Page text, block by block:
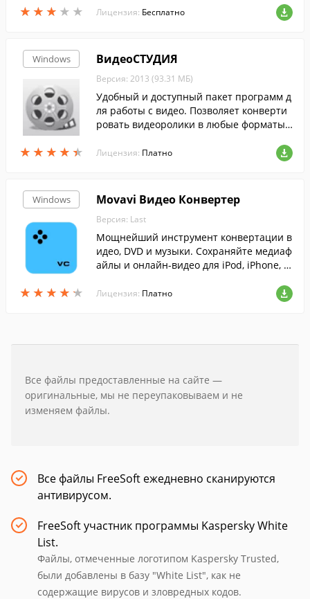
★ ★ ★ ★ ★
★ ★ ★ ★ ★ Лицензия: Бесплатно
Windows
★ ★ ★ ★ ★
★ ★ ★ ★ ★
ВидеоСТУДИЯ
Версия: 2013 (93.31 МБ)
Удобный и доступный пакет программ д
ля работы с видео. Позволяет конверти
ровать видеоролики в любые форматы,
иски и пр.
Лицензия: Платно
Windows
★ ★ ★ ★ ★
★ ★ ★ ★ ★
Movavi Видео Конвертер
Версия: Last
Мощнейший инструмент конвертации в
идео, DVD и музыки. Сохраняйте медиаф
айлы и онлайн-видео для iPod, iPhone, N
в (теперь и с платформой Android) и ...
Лицензия: Платно
Все файлы предоставленные на сайте —
оригинальные, мы не переупаковываем и не
изменяем файлы.
Все файлы FreeSoft ежедневно сканируются
антивирусом.
FreeSoft участник программы Kaspersky White
List.
Файлы, отмеченные логотипом Kaspersky Trusted,
были добавлены в базу "White List", как не
содержащие вирусов и зловредных кодов.